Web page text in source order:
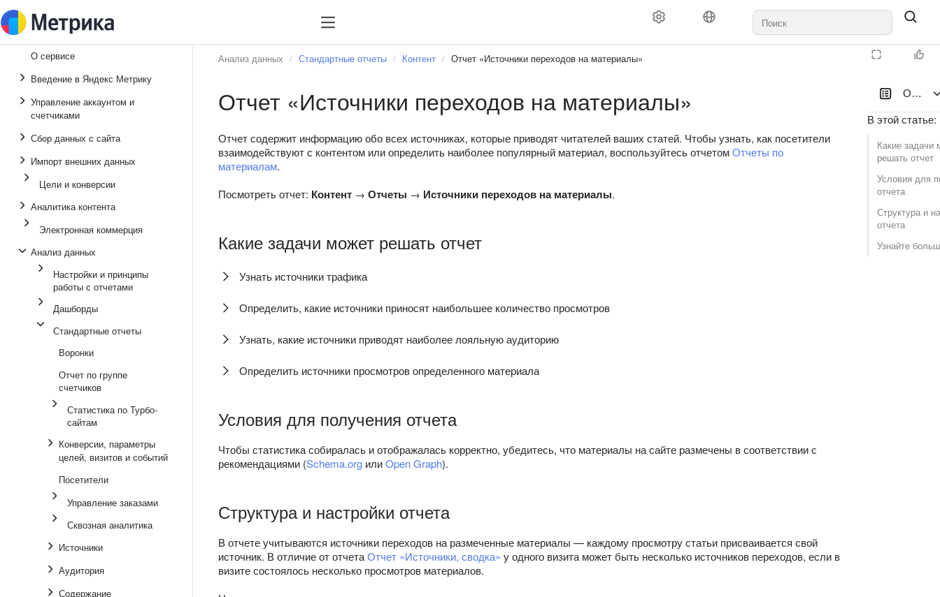
О сервисе
Введение в Яндекс Метрику
Управление аккаунтом и
счетчиками
Сбор данных с сайта
Импорт внешних данных
Цели и конверсии
Аналитика контента
Электронная коммерция
Анализ данных
Настройки и принципы
работы с отчетами
Дашборды
Стандартные отчеты
Воронки
Отчет по группе
счетчиков
Статистика по Турбо-
сайтам
Конверсии, параметры
целей, визитов и событий
Посетители
Управление заказами
Сквозная аналитика
Источники
Аудитория
Содержание
Отчет
В этой статье:
Какие задачи
решать отчет
Условия для
отчета
Структура и
отчета
Узнайте
Анализ данных Стандартные отчеты Контент Отчет «Источники переходов на материалы»
Отчет «Источники переходов на материалы»
Отчет содержит информацию обо всех источниках, которые приводят читателей ваших статей. Чтобы узнать, как посетители
взаимодействуют с контентом или определить наиболее популярный материал, воспользуйтесь отчетомОтчеты по
материалам.
Посмотреть отчет: Контент → Отчеты → Источники переходов на материалы.
Какие задачи может решать отчет
Узнать источники трафика
Определить, какие источники приносят наибольшее количество просмотров
Узнать, какие источники приводят наиболее лояльную аудиторию
Определить источники просмотров определенного материала
Условия для получения отчета
Чтобы статистика собиралась и отображалась корректно, убедитесь, что материалы на сайте размечены в соответствии с
рекомендациями (Schema.org илиOpen Graph).
Структура и настройки отчета
В отчете учитываются источники переходов на размеченные материалы — каждому просмотру статьи присваивается свой
источник. В отличие от отчетаОтчет «Источники, сводка» у одного визита может быть несколько источников переходов, если в
визите состоялось несколько просмотров материалов.